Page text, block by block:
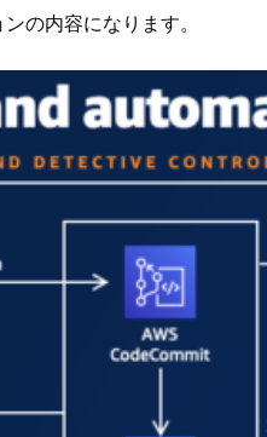
の内容になります。